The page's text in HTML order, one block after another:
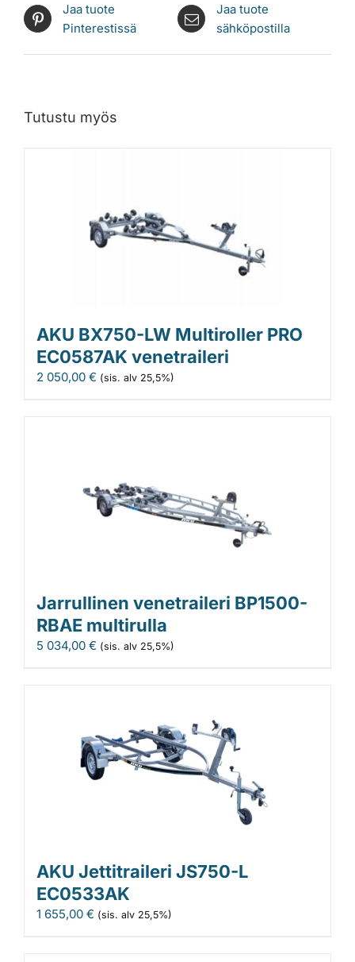
Jaa tuote
Pinterestissä
Jaa tuote
sähköpostilla
Tutustu myös
AKU BX750-LW Multiroller PRO
EC0587AK venetraileri
2 050,00 € (sis. alv 25,5%)
Jarrullinen venetraileri BP1500-
RBAE multirulla
5 034,00 € (sis. alv 25,5%)
AKU Jettitraileri JS750-L
EC0533AK
1 655,00 € (sis. alv 25,5%)